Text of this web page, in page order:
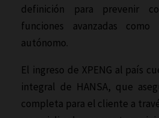
definición para prevenir
funciones avanzadas como
autónomo.
El ingreso de XPENG al país
integral de HANSA, que
completa para el cliente a